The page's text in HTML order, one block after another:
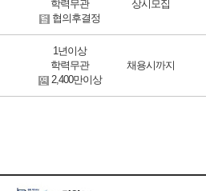
학력무관
협의후결정
상시모집
1년이상
학력무관
2,400만이상
채용시까지